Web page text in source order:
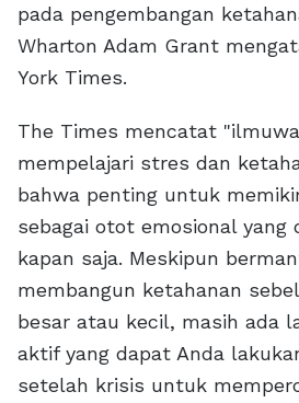
pada pengembangan
Wharton Adam Grant
York Times.
The Times mencatat
mempelajari stres dan
bahwa penting untuk
sebagai otot emosional yang
kapan saja. Meskipun
membangun ketahanan
besar atau kecil, masih ada
aktif yang dapat Anda
setelah krisis untuk